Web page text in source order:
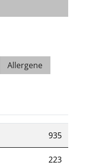
Allergene
935
223